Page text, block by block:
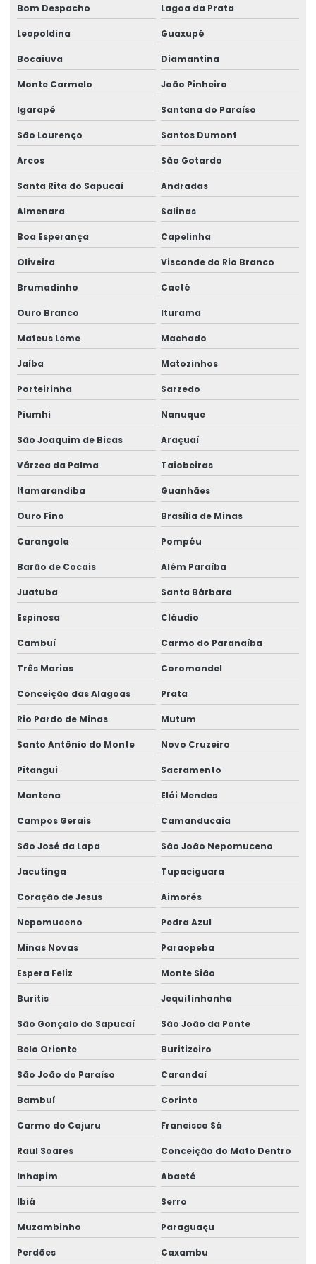
Peças de reposição para talhas
Peças sobressalentes multimarcas
Peças sobressalentes para pontes rolantes
Peças para talha elétrica
Ponte rolante fabricante
Pontes rolante swf
Pontes rolante e talhas para ambientes perigosos
Projetos especiais em pontes rolantes
Projetos especiais em talhas elétricas
Radio controle para ponte rolante
Reforma De Talhas Elétricas
Reforma de ponte rolante
Reforma de ponte rolante em am
Reforma de ponte rolante em pr
Reforma de ponte rolante em rs
Reforma de ponte rolante em sc
Reforma de ponte rolante em sp
Reforma de talha elétrica
Reforma de talha elétrica em am
Reforma de talha elétrica em sc
Sensor anti colisão ponte rolante
Serviço De Manutenção Preventiva
Serviço De Montagem De Elevadores De Carga
Serviço De Reforma De Pontes Rolantes
Serviços Especializados Em Reforma De Pontes Rolantes
Sinalizador áudio visual
Sistema De Içamento Com Trole Motorizado
Sistema festoon para pontes rolantes
Talha De Cabo Aço Com Monitoramento
Talha De Cabo De Aço Eletrônica
Talha Elétrica
Talha Elétrica 125 Kg A 5 Toneladas
Talha Elétrica Aço Carbono
Talha Elétrica Aço Inox
Talha Elétrica Aço Inox Para Setores Críticos
Talha Elétrica Aço Inoxidável
Talha Elétrica Baixa Altura
Talha Elétrica Cabo De Aço
Bom Despacho Lagoa da Prata
Leopoldina Guaxupé
Bocaiuva Diamantina
Monte Carmelo João Pinheiro
Igarapé Santana do Paraíso
São Lourenço Santos Dumont
Arcos São Gotardo
Santa Rita do Sapucaí Andradas
Almenara Salinas
Boa Esperança Capelinha
Oliveira Visconde do Rio Branco
Brumadinho Caeté
Ouro Branco Iturama
Mateus Leme Machado
Jaíba Matozinhos
Porteirinha Sarzedo
Piumhi Nanuque
São Joaquim de Bicas Araçuaí
Várzea da Palma Taiobeiras
Itamarandiba Guanhães
Ouro Fino Brasília de Minas
Carangola Pompéu
Barão de Cocais Além Paraíba
Juatuba Santa Bárbara
Espinosa Cláudio
Cambuí Carmo do Paranaíba
Três Marias Coromandel
Conceição das Alagoas Prata
Rio Pardo de Minas Mutum
Santo Antônio do Monte Novo Cruzeiro
Pitangui Sacramento
Mantena Elói Mendes
Campos Gerais Camanducaia
São José da Lapa São João Nepomuceno
Jacutinga Tupaciguara
Coração de Jesus Aimorés
Nepomuceno Pedra Azul
Minas Novas Paraopeba
Espera Feliz Monte Sião
Buritis Jequitinhonha
São Gonçalo do Sapucaí São João da Ponte
Belo Oriente Buritizeiro
São João do Paraíso Carandaí
Bambuí Corinto
Carmo do Cajuru Francisco Sá
Raul Soares Conceição do Mato Dentro
Inhapim Abaeté
Ibiá Serro
Muzambinho Paraguaçu
Perdões Caxambu